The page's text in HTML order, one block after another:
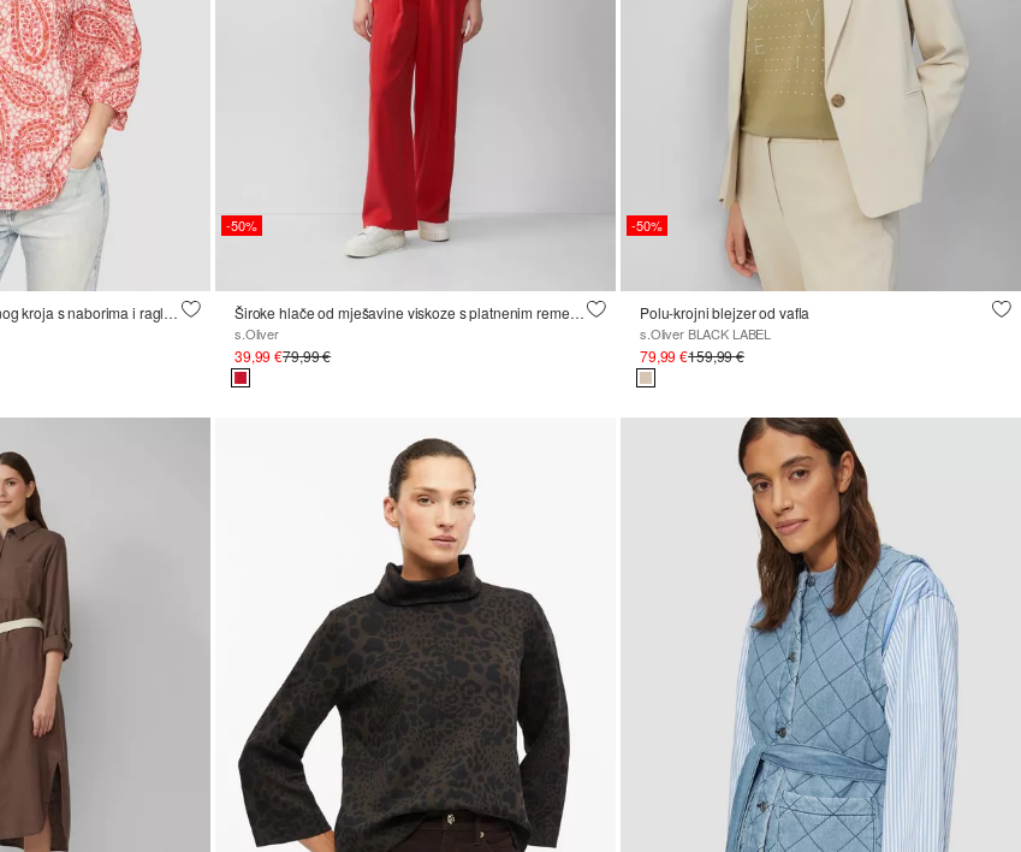
Teksturirana bluza opuštenog kroja s naborima i raglan rukavima
-50%
Široke hlače od mješavine viskoze s platnenim remenom
s.Oliver
39,99 €79,99 €
-50%
Polu-krojni blejzer od vafla
s.Oliver BLACK LABEL
79,99 €159,99 €